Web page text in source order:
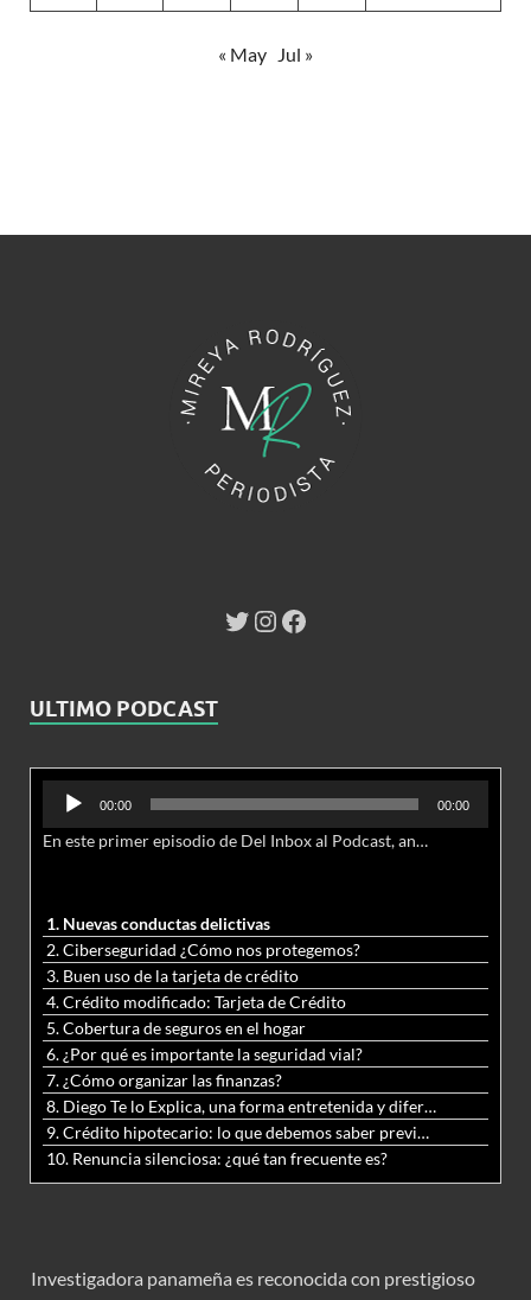
« May Jul »
ULTIMO PODCAST
Reproductor
audio
00:00 00:00
En este primer episodio de Del Inbox al Podcast, analizamos junto al abogado Jonathan Brown las nuevas conductas delictivas cibernéticas y la necesidad de hacer modificaciones al Código Penal.
1. Nuevas conductas delictivas
2. Ciberseguridad ¿Cómo nos protegemos?
3. Buen uso de la tarjeta de crédito
4. Crédito modificado: Tarjeta de Crédito
5. Cobertura de seguros en el hogar
6. ¿Por qué es importante la seguridad vial?
7. ¿Cómo organizar las finanzas?
8. Diego Te lo Explica, una forma entretenida y diferente de aprender matemáticas y ciencias
9. Crédito hipotecario: lo que debemos saber previo a adquirir nuestra vivienda
10. Renuncia silenciosa: ¿qué tan frecuente es?
Investigadora panameña es reconocida con prestigioso